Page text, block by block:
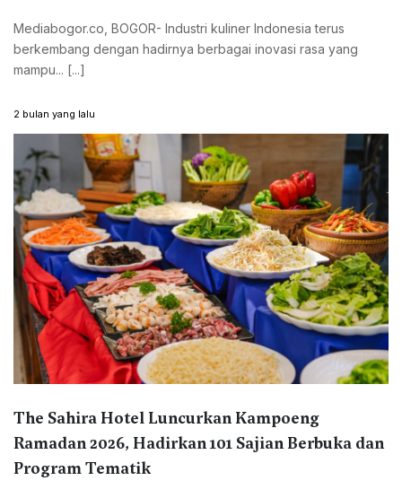
Mediabogor.co, BOGOR- Industri kuliner Indonesia terus
berkembang dengan hadirnya berbagai inovasi rasa yang
mampu... [...]
2 bulan yang lalu
The Sahira Hotel Luncurkan Kampoeng
Ramadan 2026, Hadirkan 101 Sajian Berbuka dan
Program Tematik